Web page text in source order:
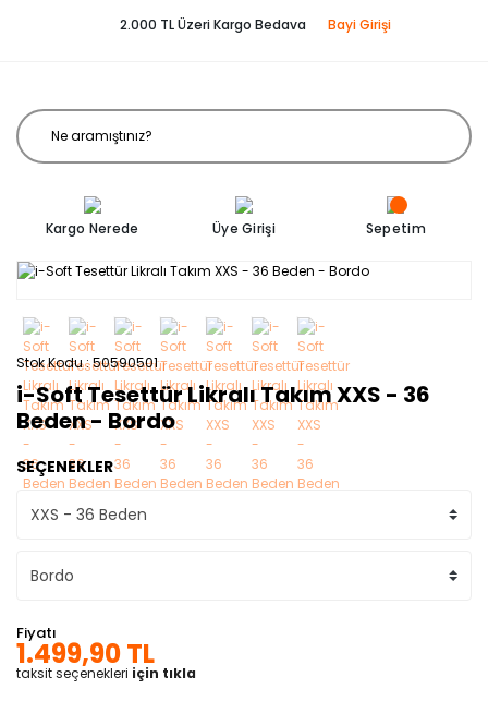
2.000 TL Üzeri Kargo Bedava Bayi Girişi
Kargo Nerede Üye Girişi Sepetim
Stok Kodu 50590501
i-Soft Tesettür Likralı Takım XXS - 36
Beden - Bordo
SEÇENEKLER
Fiyatı
1.499,90 TL
taksit seçenekleri için tıkla